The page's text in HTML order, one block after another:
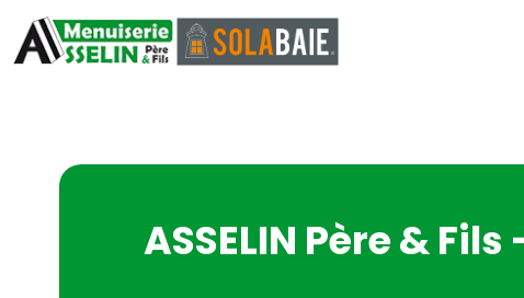
ASSELIN Père &